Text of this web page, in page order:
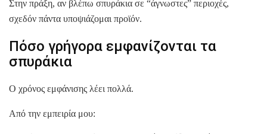
Στην πράξη, αν βλέπω σπυράκια σε “άγνωστες” περιοχές,
σχεδόν πάντα υποψιάζομαι προϊόν.
Πόσο γρήγορα εμφανίζονται τα
σπυράκια
Ο χρόνος εμφάνισης λέει πολλά.
Από την εμπειρία μου: